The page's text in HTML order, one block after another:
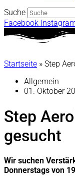
Suche
Facebook
Startseite » Step
Allgemein
01. Oktober
Step
gesucht
Wir suchen
Donnerstags von